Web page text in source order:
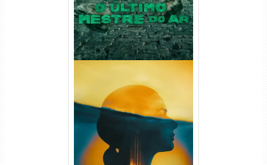
Silo 2ª Temporada (2024)
WEB-DL 1080p Dual Áudio